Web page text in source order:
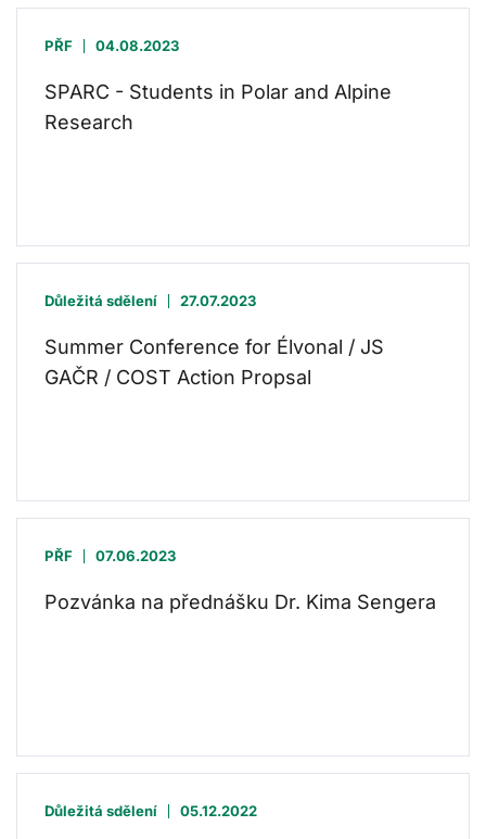
PŘF 04.08.2023
SPARC - Students in Polar and Alpine
Research
Důležitá sdělení 27.07.2023
Summer Conference for Élvonal / JS
GAČR / COST Action Propsal
PŘF 07.06.2023
Pozvánka na přednášku Dr. Kima Sengera
Důležitá sdělení 05.12.2022